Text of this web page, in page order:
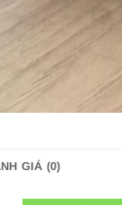
GIÁ (0)